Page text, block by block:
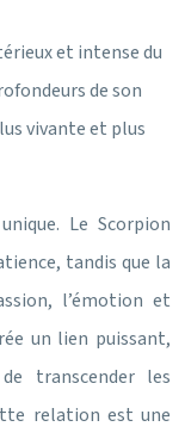
et intense du
de son
vivante et plus
Le Scorpion
tandis que la
l’émotion et
un lien puissant,
transcender les
relation est une